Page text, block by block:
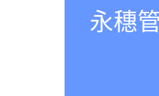
永穗